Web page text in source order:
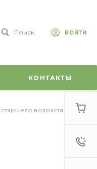
Поиск ВОЙТИ
КОНТАКТЫ
возраста